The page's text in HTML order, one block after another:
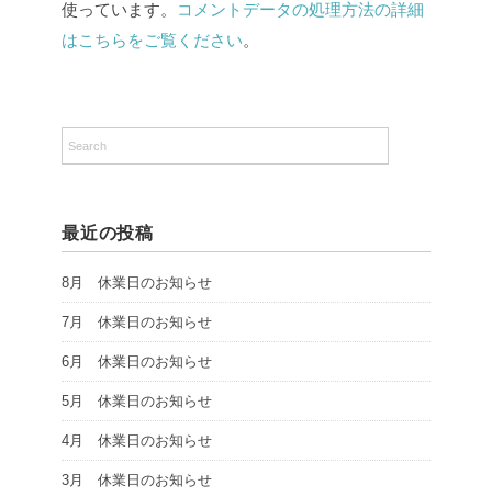
使っています。
コメントデータの処理方法の詳細
はこちらをご覧ください。
最近の投稿
8月 休業日のお知らせ
7月 休業日のお知らせ
6月 休業日のお知らせ
5月 休業日のお知らせ
4月 休業日のお知らせ
3月 休業日のお知らせ